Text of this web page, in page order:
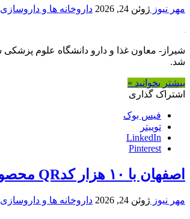
مهر نیوز ژوئن 24, 2026 داروخانه ها و داروسازی
شد.
بیشتر بخوانید »
اشتراک گذاری
فیس بوک
توییتر
LinkedIn
Pinterest
اصفهان با ۱۰ هزار کدQR محصولات گلخانه‌ای را برای صادرات شناسه‌دار کرد
مهر نیوز ژوئن 24, 2026 داروخانه ها و داروسازی